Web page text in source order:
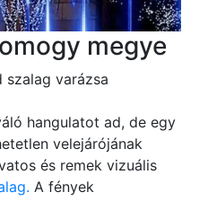
megye
szalag varázsa
hangulatot ad, de egy
velejárójának
és remek vizuális
A fények